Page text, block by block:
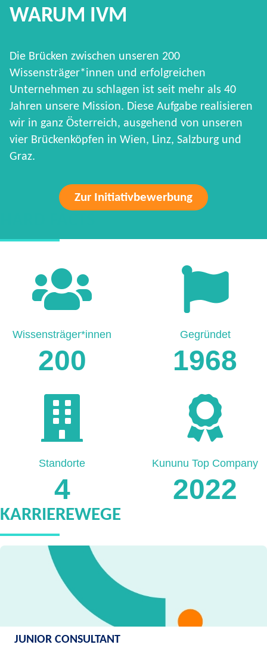
WARUM IVM
Die Brücken zwischen unseren 200
Wissensträger*innen und erfolgreichen
Unternehmen zu schlagen ist seit mehr als 40
Jahren unsere Mission. Diese Aufgabe realisieren
wir in ganz Österreich, ausgehend von unseren
vier Brückenköpfen in Wien, Linz, Salzburg und
Graz.
Zur Initiativbewerbung
200
Wissensträger*innen
1968
Gegründet
4
Standorte
2022
Kununu Top Company
KARRIEREWEGE
JUNIOR CONSULTANT